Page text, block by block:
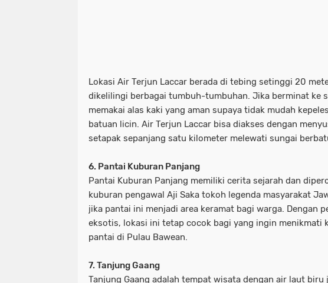
Lokasi Air Terjun Laccar berada di tebing setinggi 20
dikelilingi berbagai tumbuh-tumbuhan. Jika berminat ke
memakai alas kaki yang aman supaya tidak mudah
batuan licin. Air Terjun Laccar bisa diakses dengan
setapak sepanjang satu kilometer melewati sungai
6. Pantai Kuburan Panjang
Pantai Kuburan Panjang memiliki cerita sejarah dan
kuburan pengawal Aji Saka tokoh legenda masyarakat
jika pantai ini menjadi area keramat bagi warga. Dengan
eksotis, lokasi ini tetap cocok bagi yang ingin menikmati
pantai di Pulau Bawean.
7. Tanjung Gaang
Tanjung Gaang adalah tempat wisata dengan air laut biru